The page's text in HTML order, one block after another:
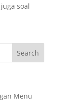
soal
Menu